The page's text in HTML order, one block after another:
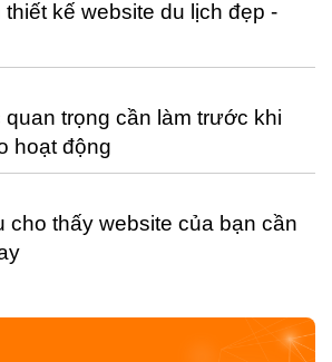
kế website du lịch đẹp -
quan trọng cần làm trước khi
hoạt động
cho thấy website của bạn cần